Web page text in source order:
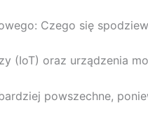
Czego się
(IoT) oraz urządzenia
powszechne,